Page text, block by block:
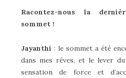
Racontez-nous la
sommet !
Jayanthi : le sommet a été
dans mes rêves, et le lever
sensation de force et